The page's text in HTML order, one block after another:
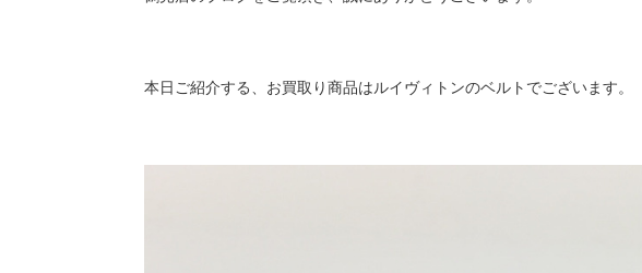
本日ご紹介する、お買取り商品はルイヴィトンのベルトでございます。